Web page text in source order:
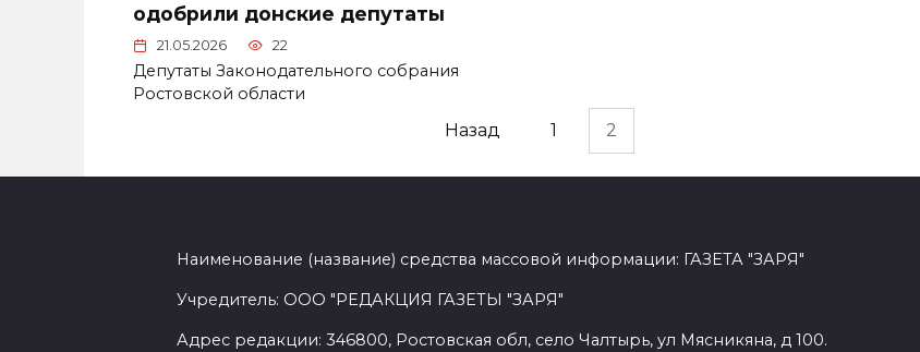
одобрили донские депутаты
21.05.2026 22
Депутаты Законодательного собрания
Ростовской области
Назад 1 2
Наименование (название) средства массовой информации: ГАЗЕТА "ЗАРЯ"
Учредитель: ООО "РЕДАКЦИЯ ГАЗЕТЫ "ЗАРЯ"
Адрес редакции: 346800, Ростовская обл, село Чалтырь, ул Мясникяна, д 100.